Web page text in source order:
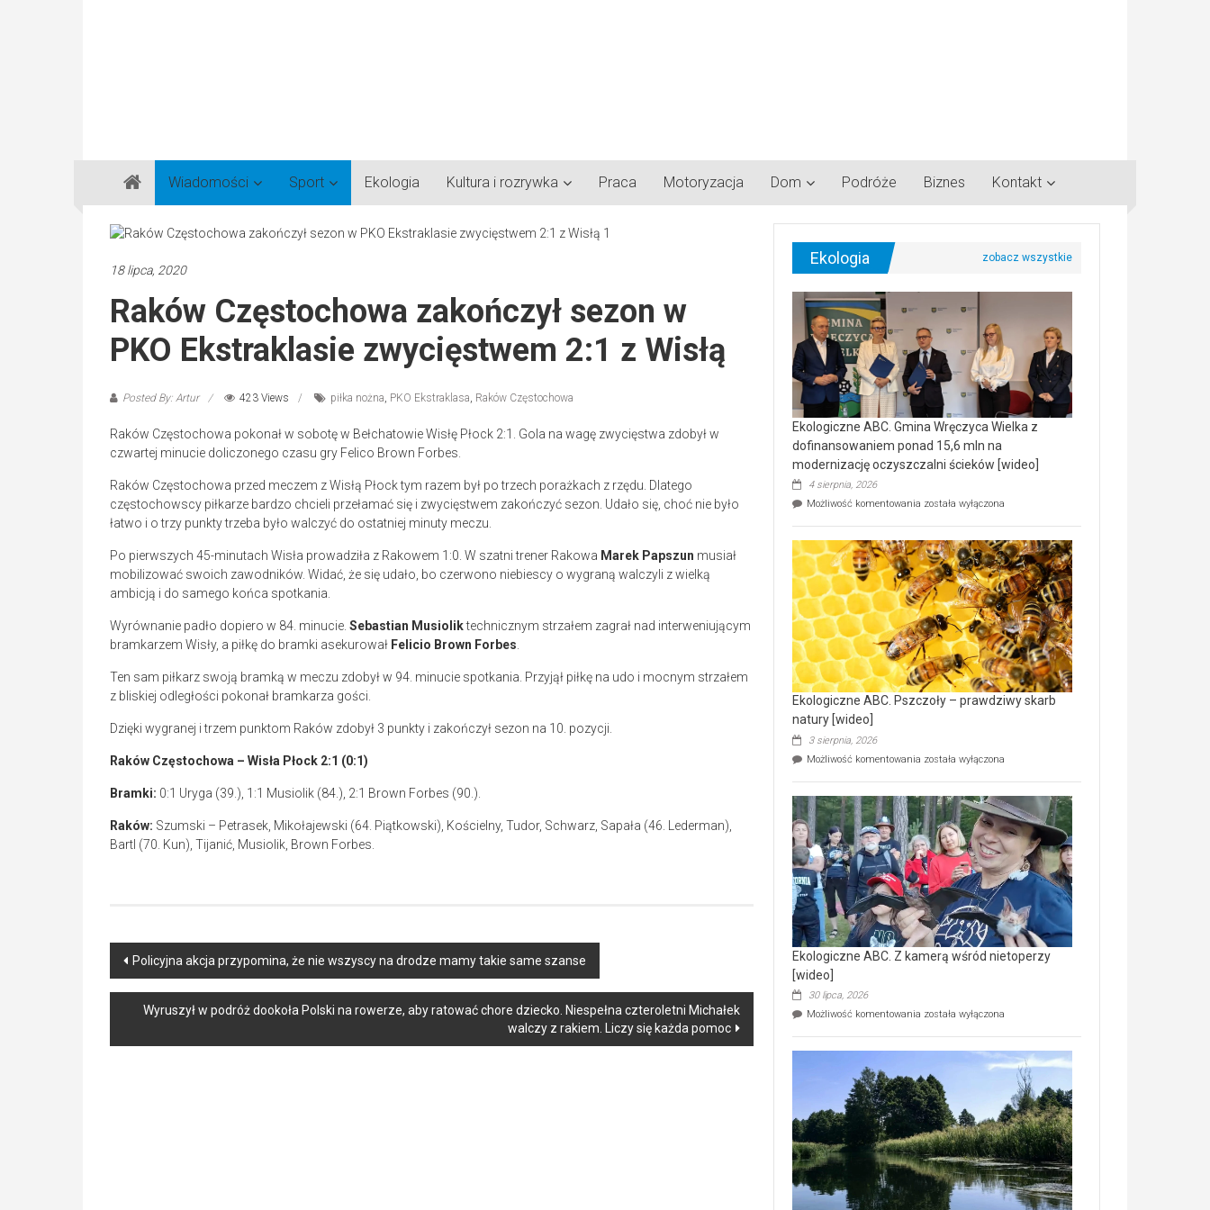
Gazeta
Regionalna
Częstochowa,
Lubliniec,
Wiadomości Sport Ekologia Kultura i rozrywka Praca Motoryzacja Dom Podróże Biznes Kontakt
18 lipca, 2020
Raków Częstochowa zakończył sezon w
PKO Ekstraklasie zwycięstwem 2:1 z Wisłą
Posted By: Artur 423 Views piłka nożna, PKO Ekstraklasa, Raków Częstochowa
Raków Częstochowa pokonał w sobotę w Bełchatowie Wisłę Płock 2:1. Gola na wagę zwycięstwa zdobył w
czwartej minucie doliczonego czasu gry Felico Brown Forbes.
Raków Częstochowa przed meczem z Wisłą Płock tym razem był po trzech porażkach z rzędu. Dlatego
częstochowscy piłkarze bardzo chcieli przełamać się i zwycięstwem zakończyć sezon. Udało się, choć nie było
łatwo i o trzy punkty trzeba było walczyć do ostatniej minuty meczu.
Po pierwszych 45-minutach Wisła prowadziła z Rakowem 1:0. W szatni trener Rakowa Marek Papszun musiał
mobilizować swoich zawodników. Widać, że się udało, bo czerwono niebiescy o wygraną walczyli z wielką
ambicją i do samego końca spotkania.
Wyrównanie padło dopiero w 84. minucie. Sebastian Musioliktechnicznym strzałem zagrał nad interweniującym
bramkarzem Wisły, a piłkę do bramki asekurował Felicio Brown Forbes.
Ten sam piłkarz swoją bramką w meczu zdobył w 94. minucie spotkania. Przyjął piłkę na udo i mocnym strzałem
z bliskiej odległości pokonał bramkarza gości.
Dzięki wygranej i trzem punktom Raków zdobył 3 punkty i zakończył sezon na 10. pozycji.
Raków Częstochowa – Wisła Płock 2:1 (0:1)
Bramki: 0:1 Uryga (39.), 1:1 Musiolik (84.), 2:1 Brown Forbes (90.).
Raków: Szumski – Petrasek, Mikołajewski (64. Piątkowski), Kościelny, Tudor, Schwarz, Sapała (46. Lederman),
Bartl (70. Kun), Tijanić, Musiolik, Brown Forbes.
Post
navigation
Policyjna akcja przypomina, że nie wszyscy na drodze mamy takie same szanse
Wyruszył w podróż dookoła Polski na rowerze, aby ratować chore dziecko. Niespełna czteroletni Michałek
walczy z rakiem. Liczy się każda pomoc
Ekologia
Ekologiczne ABC. Gmina Wręczyca Wielka z
dofinansowaniem ponad 15,6 mln na
modernizację oczyszczalni ścieków [wideo]
4 sierpnia, 2026
Możliwość komentowania Ekologiczne
Wręczyca
Wielka
z
dofinansowaniem
ponad
15,6
mln
na
modernizację
oczyszczalni
ścieków
[wideo]
została wyłączona
Ekologiczne ABC. Pszczoły – prawdziwy skarb
natury [wideo]
3 sierpnia, 2026
Możliwość komentowania Ekologiczne
–
prawdziwy
skarb
natury
[wideo]
została wyłączona
Ekologiczne ABC. Z kamerą wśród nietoperzy
[wideo]
30 lipca, 2026
Możliwość komentowania Ekologiczne
wśród
nietoperzy
[wideo]
została wyłączona